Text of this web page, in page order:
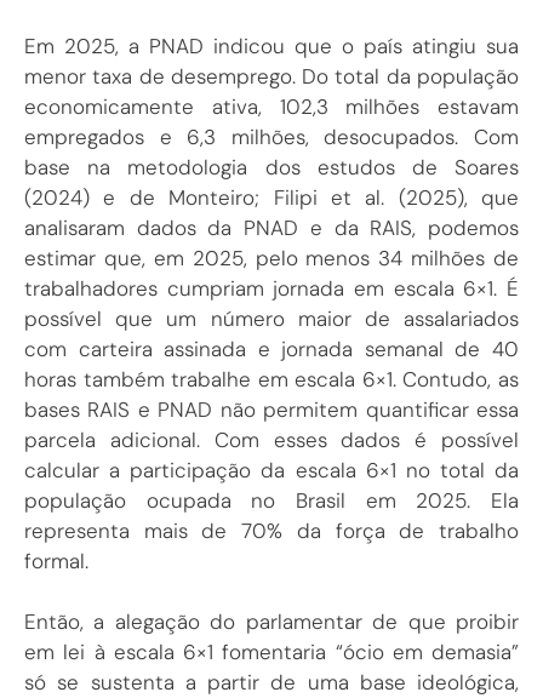
Em 2025, a PNAD indicou que o país atingiu sua
menor taxa de desemprego. Do total da população
economicamente ativa, 102,3 milhões estavam
empregados e 6,3 milhões, desocupados. Com
base na metodologia dos estudos de Soares
(2024) e de Monteiro; Filipi et al. (2025), que
analisaram dados da PNAD e da RAIS, podemos
estimar que, em 2025, pelo menos 34 milhões de
trabalhadores cumpriam jornada em escala 6×1. É
possível que um número maior de assalariados
com carteira assinada e jornada semanal de 40
horas também trabalhe em escala 6×1. Contudo, as
bases RAIS e PNAD não permitem quantificar essa
parcela adicional. Com esses dados é possível
calcular a participação da escala 6×1 no total da
população ocupada no Brasil em 2025. Ela
representa mais de 70% da força de trabalho
formal.
Então, a alegação do parlamentar de que proibir
em lei à escala 6×1 fomentaria “ócio em demasia”
só se sustenta a partir de uma base ideológica,